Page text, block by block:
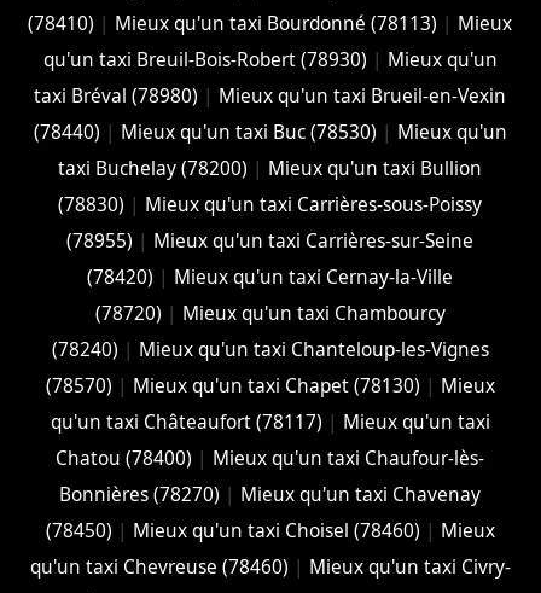
(78410) | Mieux qu'un taxi Bourdonné (78113) | Mieux
qu'un taxi Breuil-Bois-Robert (78930) | Mieux qu'un
taxi Bréval (78980) | Mieux qu'un taxi Brueil-en-Vexin
(78440) | Mieux qu'un taxi Buc (78530) | Mieux qu'un
taxi Buchelay (78200) | Mieux qu'un taxi Bullion
(78830) | Mieux qu'un taxi Carrières-sous-Poissy
(78955) | Mieux qu'un taxi Carrières-sur-Seine
(78420) | Mieux qu'un taxi Cernay-la-Ville
(78720) | Mieux qu'un taxi Chambourcy
(78240) | Mieux qu'un taxi Chanteloup-les-Vignes
(78570) | Mieux qu'un taxi Chapet (78130) | Mieux
qu'un taxi Châteaufort (78117) | Mieux qu'un taxi
Chatou (78400) | Mieux qu'un taxi Chaufour-lès-
Bonnières (78270) | Mieux qu'un taxi Chavenay
(78450) | Mieux qu'un taxi Choisel (78460) | Mieux
qu'un taxi Chevreuse (78460) | Mieux qu'un taxi Civry-